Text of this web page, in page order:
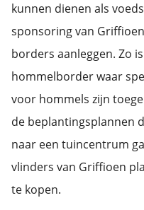
kunnen dienen als
sponsoring van
borders aanleggen. Zo
hommelborder waar
voor hommels zijn
de beplantingsplannen
naar een tuincentrum
vlinders van Griffioen
te kopen.